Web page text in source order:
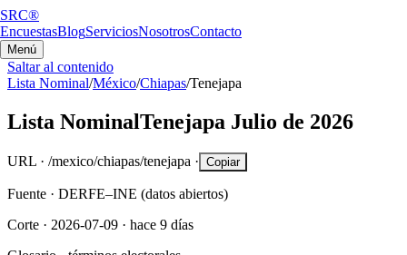
SRC®
EncuestasBlogServiciosNosotrosContacto
Menú
Saltar al contenido
Lista Nominal/México/Chiapas/Tenejapa
Lista NominalTenejapa Julio de 2026
URL · /mexico/chiapas/tenejapa · Copiar
Fuente · DERFE–INE (datos abiertos)
Corte · 2026-07-09 · hace 9 días